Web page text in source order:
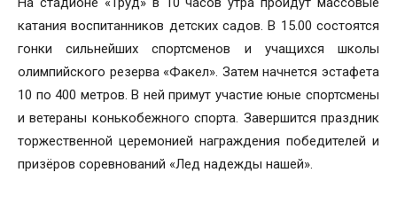
катания воспитанников детских садов. В 15.00 состоятся
гонки сильнейших спортсменов и учащихся школы
олимпийского резерва «Факел». Затем начнется эстафета
10 по 400 метров. В ней примут участие юные спортсмены
и ветераны конькобежного спорта. Завершится праздник
торжественной церемонией награждения победителей и
призёров соревнований «Лед надежды нашей».